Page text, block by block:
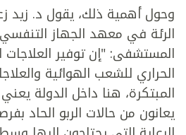
وحول أهمية ذلك، يقول د. زيد
الرئة في معهد الجهاز
المستشفى: "إن توفير العلاجات
الحراري للشعب الهوائية
المبتكرة، هنا داخل الدولة
يعانون من حالات الربو الحاد